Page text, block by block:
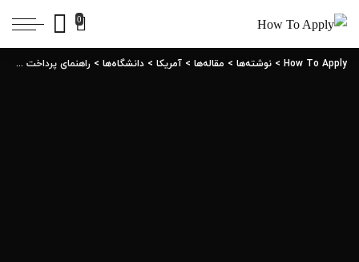
0
How To Apply
> نوشته‌ها > مقاله‌ها > آمریکا > دانشگاه‌ها > راهنمای پرداخت SEVIS FEE-فرم I-20